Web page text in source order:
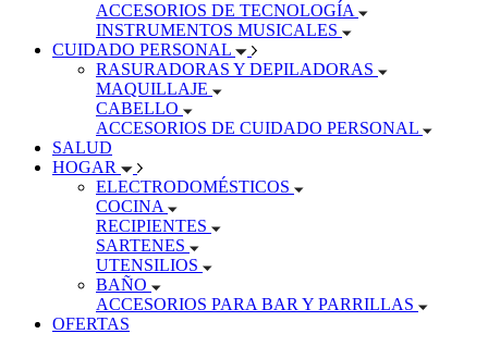
ACCESORIOS DE TECNOLOGÍA
INSTRUMENTOS MUSICALES
CUIDADO PERSONAL
RASURADORAS Y DEPILADORAS
MAQUILLAJE
CABELLO
ACCESORIOS DE CUIDADO PERSONAL
SALUD
HOGAR
ELECTRODOMÉSTICOS
COCINA
RECIPIENTES
SARTENES
UTENSILIOS
BAÑO
ACCESORIOS PARA BAR Y PARRILLAS
OFERTAS